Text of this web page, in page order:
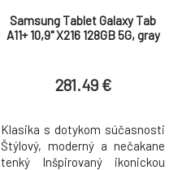
Samsung Tablet Galaxy Tab
A11+ 10,9" X216 128GB 5G, gray
281.49 €
Klasika s dotykom súčasnosti
Štýlový, moderný a nečakane
tenký Inšpirovaný ikonickou